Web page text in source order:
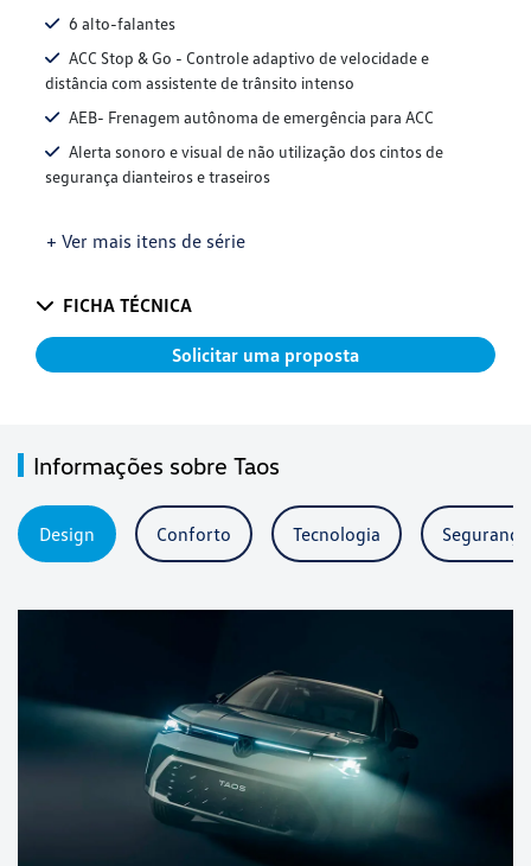
6 alto-falantes
ACC Stop & Go - Controle adaptivo de velocidade e
distância com assistente de trânsito intenso
AEB- Frenagem autônoma de emergência para ACC
Alerta sonoro e visual de não utilização dos cintos de
segurança dianteiros e traseiros
+ Ver mais itens de série
FICHA TÉCNICA
Solicitar uma proposta
Informações sobre Taos
Design Conforto Tecnologia Segurança